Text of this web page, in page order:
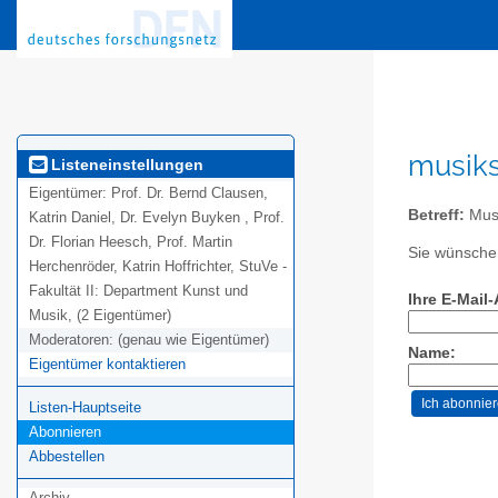
Listeneinstellungen
Eigentümer: Prof. Dr. Bernd Clausen,
Katrin Daniel, Dr. Evelyn Buyken , Prof.
Dr. Florian Heesch, Prof. Martin
Herchenröder, Katrin Hoffrichter, StuVe -
Fakultät II: Department Kunst und
Musik, (2 Eigentümer)
Moderatoren: (genau wie Eigentümer)
Eigentümer kontaktieren
Listen-Hauptseite
Abonnieren
Abbestellen
Betreff:
Sie
Ihre E-
Name: